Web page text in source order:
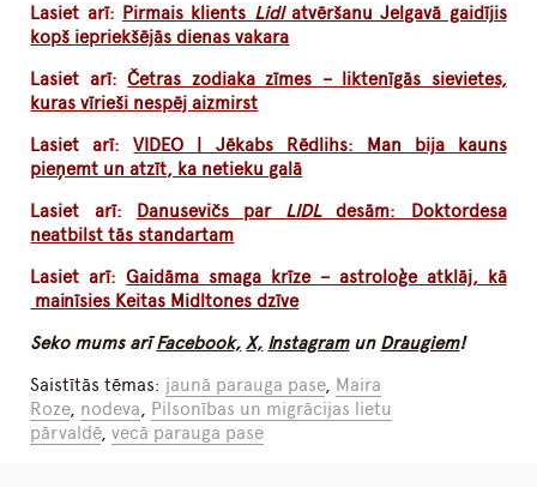
Lasiet arī: Pirmais klients Lidlatvēršanu Jelgavā gaidījis
kopš iepriekšējās dienas vakara
Lasiet arī:Četras zodiaka zīmes – liktenīgās sievietes,
kuras vīrieši nespēj aizmirst
Lasiet arī:VIDEO | Jēkabs Rēdlihs: Man bija kauns
pieņemt un atzīt, ka netieku galā
Lasiet arī: Danusevičs par LIDLdesām: Doktordesa
neatbilst tās standartam
Lasiet arī:Gaidāma smaga krīze – astroloģe atklāj, kā
mainīsies Keitas Midltones dzīve
Seko mums arīFacebook, X, Instagramun Draugiem!
Saistītās tēmas: jaunā parauga pase, Maira
Roze, nodeva, Pilsonības un migrācijas lietu
pārvaldē,vecā parauga pase